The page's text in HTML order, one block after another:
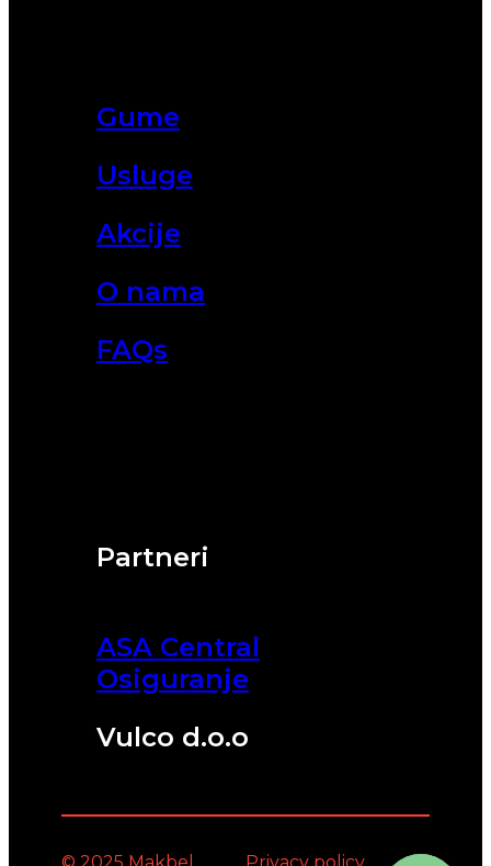
Partneri
ASA Central
Osiguranje
Vulco d.o.o
Gume
Usluge
Akcije
O nama
FAQs